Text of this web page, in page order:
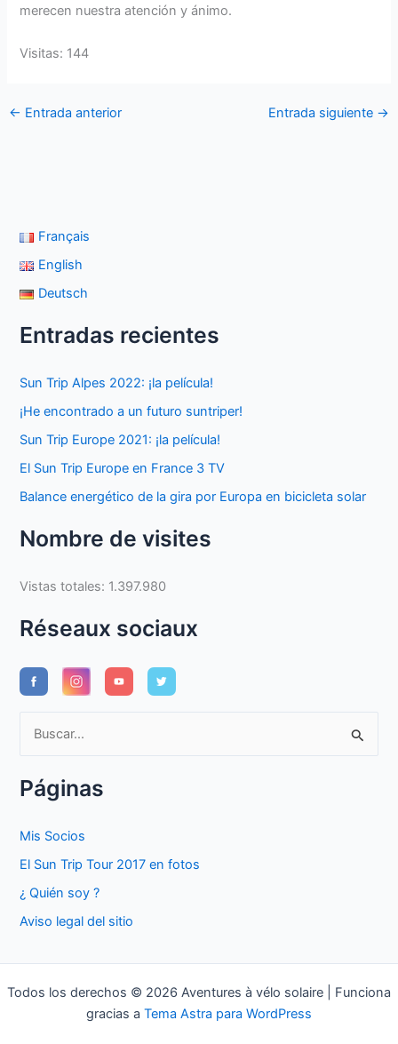
merecen nuestra atención y ánimo.
Visitas: 144
← Entrada anterior Entrada siguiente →
Français
English
Deutsch
Entradas recientes
Sun Trip Alpes 2022: ¡la película!
¡He encontrado a un futuro suntriper!
Sun Trip Europe 2021: ¡la película!
El Sun Trip Europe en France 3 TV
Balance energético de la gira por Europa en bicicleta solar
Nombre de visites
Vistas totales: 1.397.980
Réseaux sociaux
c
o
r
Páginas
Mis Socios
El Sun Trip Tour 2017 en fotos
¿ Quién soy ?
Aviso legal del sitio
Todos los derechos © 2026 Aventures à vélo solaire | Funciona
gracias a Tema Astra para WordPress